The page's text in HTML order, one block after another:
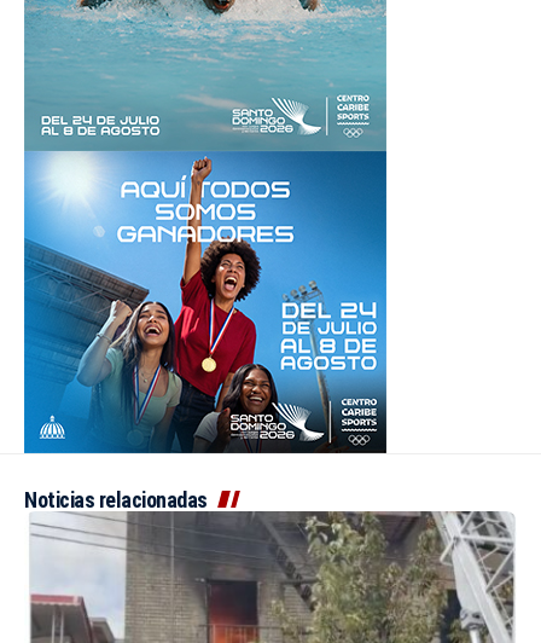
Noticias relacionadas